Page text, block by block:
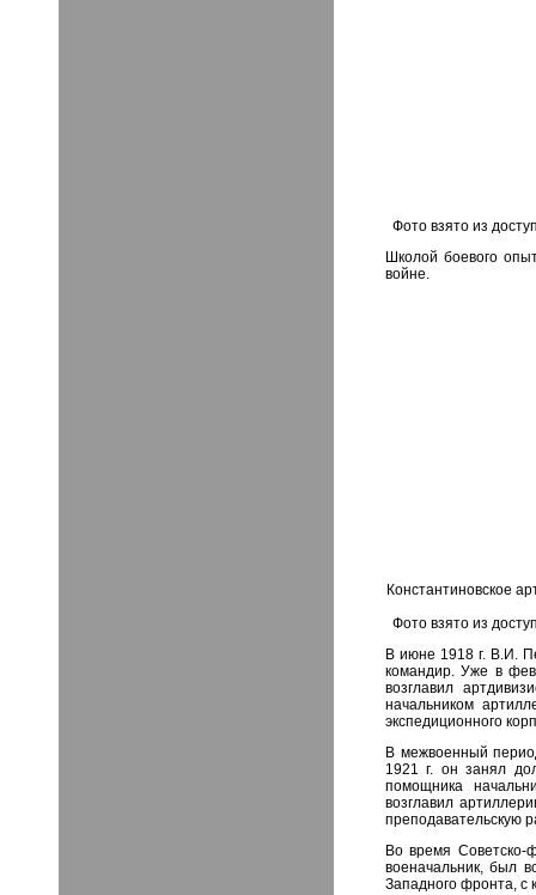
Фото взято из
Школой боевого
войне.
Константиновское
Фото взято из
В июне 1918 г. В.И.
командир. Уже в
возглавил
начальником
экспедиционного
В межвоенный
1921 г. он занял
помощника
возглавил
преподавательскую
Во время Советско-
военачальник, был
Западного фронта, с